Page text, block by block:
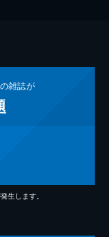
雑誌が
生します。